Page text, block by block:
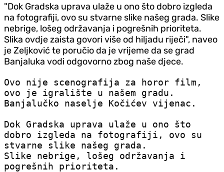
"Dok Gradska uprava ulaže u ono što dobro izgleda
na fotografiji, ovo su stvarne slike našeg grada. Slike
nebrige, lošeg održavanja i pogrešnih prioriteta.
Slika ovdje zaista govori više od hiljadu riječi", naveo
je Zeljković te poručio da je vrijeme da se grad
Banjaluka vodi odgovorno zbog naše djece.
Ovo nije scenografija za horor film,
ovo je igralište u našem gradu.
Banjalučko naselje Kočićev vijenac.
Dok Gradska uprava ulaže u ono što
dobro izgleda na fotografiji, ovo su
stvarne slike našeg grada.
Slike nebrige, lošeg održavanja i
pogrešnih prioriteta.